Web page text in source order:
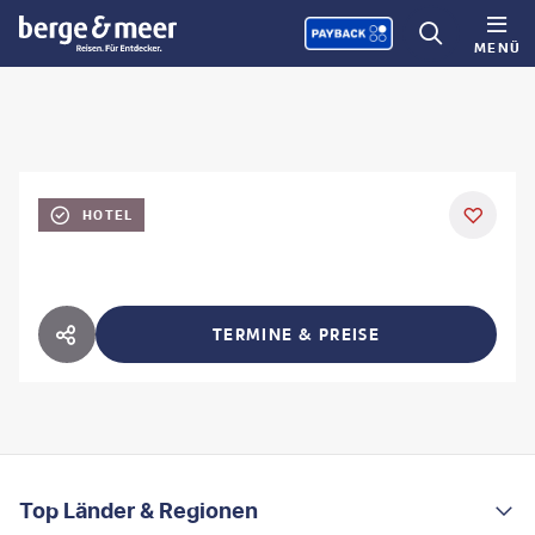
MENÜ
HOTEL
HOTEL TEILEN TERMINE & PREISE
Footer navigation
Top Länder & Regionen